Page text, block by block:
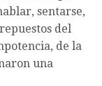
sentarse,
del
de la
una